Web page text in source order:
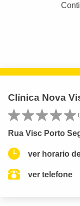
Clínica Nova
Rua Visc Porto
ver horario
ver telefone